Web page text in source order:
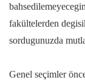
fakültelerden
sordugunuzda
Genel seçimler